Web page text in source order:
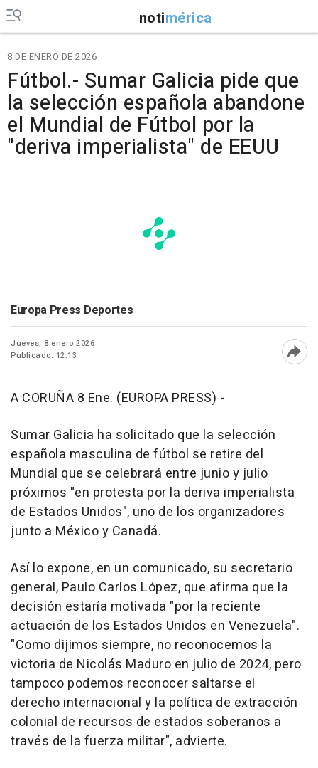
notimérica
8 DE ENERO DE 2026
Fútbol.- Sumar Galicia pide que
la selección española abandone
el Mundial de Fútbol por la
"deriva imperialista" de EEUU
Europa Press Deportes
Jueves, 8 enero 2026
Publicado: 12:13
A CORUÑA 8 Ene. (EUROPA PRESS) -
Sumar Galicia ha solicitado que la selección
española masculina de fútbol se retire del
Mundial que se celebrará entre junio y julio
próximos "en protesta por la deriva imperialista
de Estados Unidos", uno de los organizadores
junto a México y Canadá.
Así lo expone, en un comunicado, su secretario
general, Paulo Carlos López, que afirma que la
decisión estaría motivada "por la reciente
actuación de los Estados Unidos en Venezuela".
"Como dijimos siempre, no reconocemos la
victoria de Nicolás Maduro en julio de 2024, pero
tampoco podemos reconocer saltarse el
derecho internacional y la política de extracción
colonial de recursos de estados soberanos a
través de la fuerza militar", advierte.